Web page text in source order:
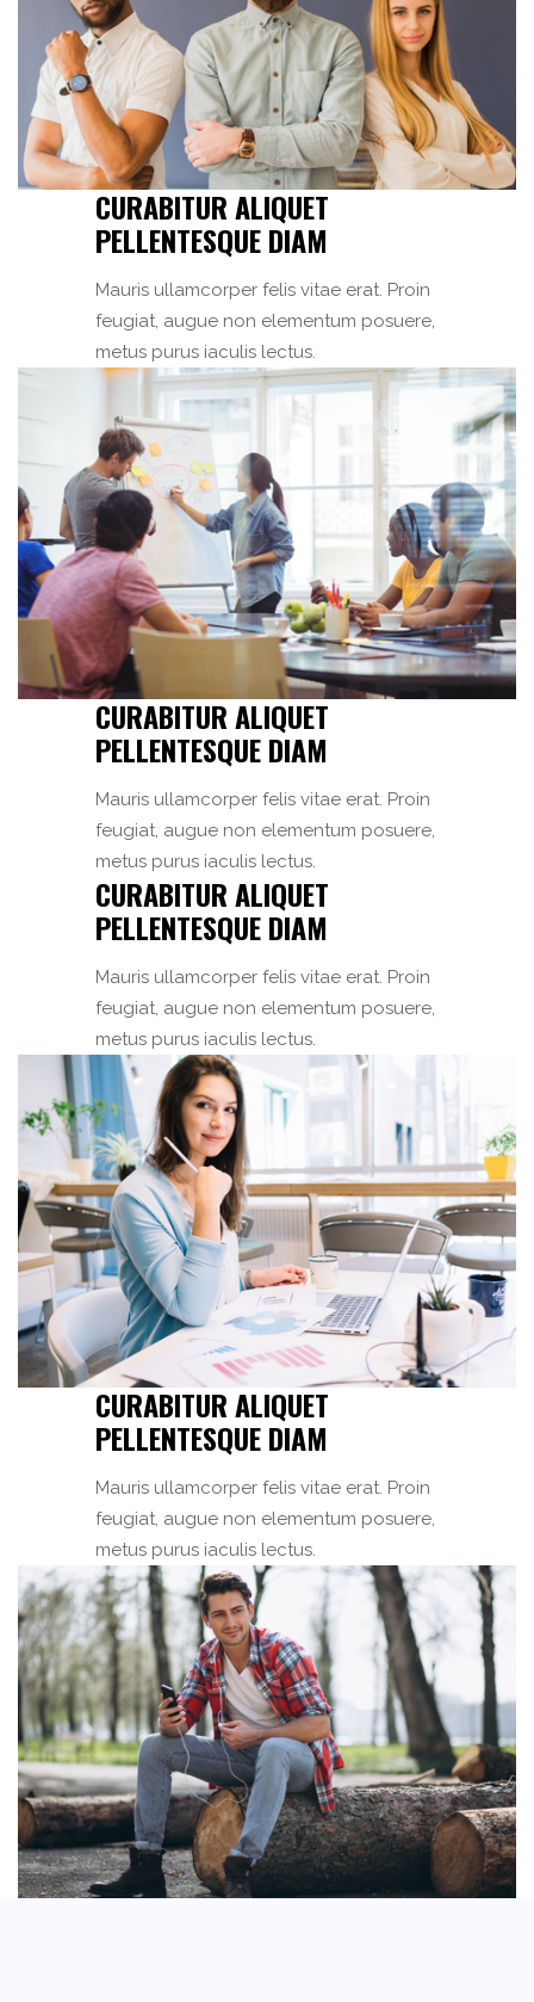
CURABITUR ALIQUET
PELLENTESQUE DIAM
Mauris ullamcorper felis vitae erat. Proin
feugiat, augue non elementum posuere,
metus purus iaculis lectus.
CURABITUR ALIQUET
PELLENTESQUE DIAM
Mauris ullamcorper felis vitae erat. Proin
feugiat, augue non elementum posuere,
metus purus iaculis lectus.
CURABITUR ALIQUET
PELLENTESQUE DIAM
Mauris ullamcorper felis vitae erat. Proin
feugiat, augue non elementum posuere,
metus purus iaculis lectus.
CURABITUR ALIQUET
PELLENTESQUE DIAM
Mauris ullamcorper felis vitae erat. Proin
feugiat, augue non elementum posuere,
metus purus iaculis lectus.